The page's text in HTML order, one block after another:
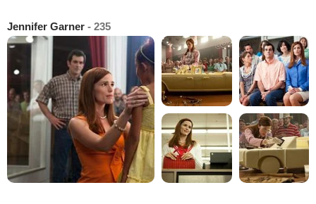
Jennifer Garner - 235